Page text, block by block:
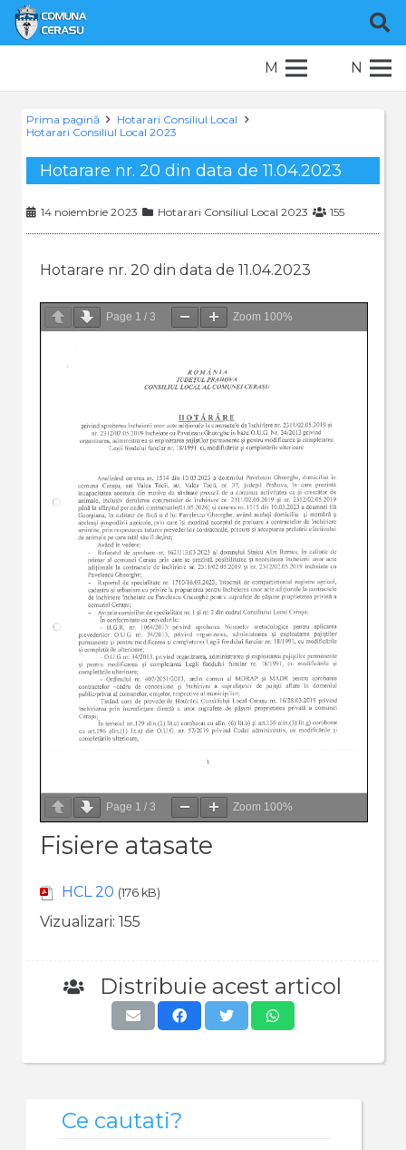
M N
Prima pagină
Hotarari Consiliul Local
Hotarari Consiliul Local 2023
Hotarare nr. 20 din data de 11.04.2023
14 noiembrie 2023 Hotarari Consiliul Local 2023 155
Hotarare nr. 20 din data de 11.04.2023
Page 1 / 3 Zoom 100%
Page 1 / 3 Zoom 100%
Fisiere atasate
HCL 20 (176 kB)
Vizualizari: 155
Distribuie acest articol
Ce cautati?